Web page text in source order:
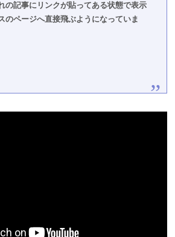
の記事にリンクが貼ってある状態で表示
のページへ直接飛ぶようになっていま